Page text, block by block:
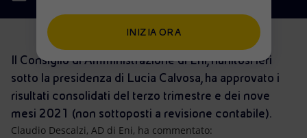
Net Zero
Modello satellitare
Energia accessibile
Innovazione
Collaborazioni per l'innovazione
Attività nel mondo
Mobilità
Il Consiglio di Amministrazione di Eni, riunitosi ieri
sotto la presidenza di Lucia Calvosa, ha approvato i
risultati consolidati del terzo trimestre e dei nove
mesi 2021 (non sottoposti a revisione contabile).
Claudio Descalzi, AD di Eni, ha commentato:
INIZIA ORA